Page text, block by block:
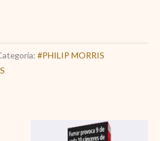
#PHILIP MORRIS
Marlboro